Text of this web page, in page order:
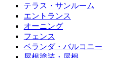
テラス・サンルーム
エントランス
オーニング
フェンス
ベランダ・バルコニー